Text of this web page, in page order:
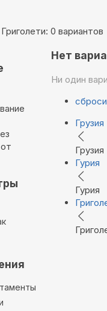
0 вариантов
Нет
Ни один
Грузия
Грузия
Гурия
Гурия